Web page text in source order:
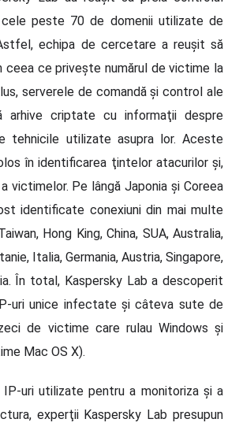
peste 70 de domenii utilizate de
echipa de cercetare a reuşit să
ce priveşte numărul de victime la
serverele de comandă şi control ale
arhive criptate cu informaţii despre
tehnicile utilizate asupra lor. Aceste
în identificarea ţintelor atacurilor şi,
victimelor. Pe lângă Japonia şi Coreea
identificate conexiuni din mai multe
Hong King, China, SUA, Australia,
Italia, Germania, Austria, Singapore,
În total, Kaspersky Lab a descoperit
uri unice infectate şi câteva sute de
de victime care rulau Windows şi
Mac OS X).
uri utilizate pentru a monitoriza şi a
experţii Kaspersky Lab presupun